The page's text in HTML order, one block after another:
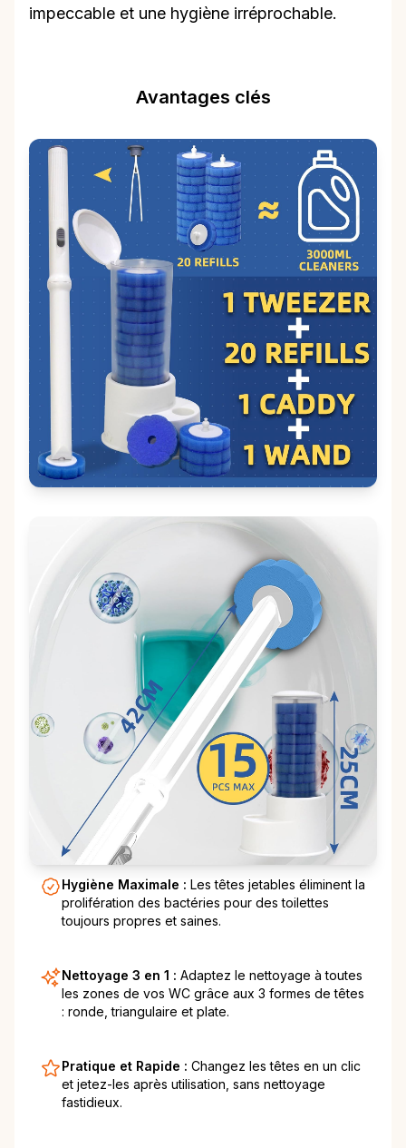
impeccable et une hygiène irréprochable.
Avantages clés
Hygiène Maximale : Les têtes jetables éliminent la
prolifération des bactéries pour des toilettes
toujours propres et saines.
Nettoyage 3 en 1 : Adaptez le nettoyage à toutes
les zones de vos WC grâce aux 3 formes de têtes
: ronde, triangulaire et plate.
Pratique et Rapide : Changez les têtes en un clic
et jetez-les après utilisation, sans nettoyage
fastidieux.